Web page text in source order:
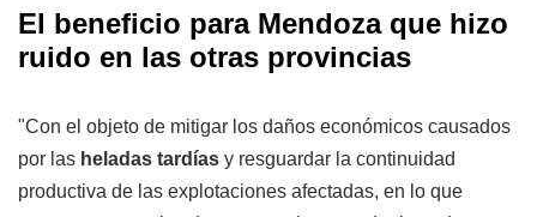
El beneficio para Mendoza que hizo
ruido en las otras provincias
"Con el objeto de mitigar los daños económicos causados
por las heladas tardías y resguardar la continuidad
productiva de las explotaciones afectadas, en lo que